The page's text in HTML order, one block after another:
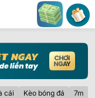
cái Kèo bóng đá 7m